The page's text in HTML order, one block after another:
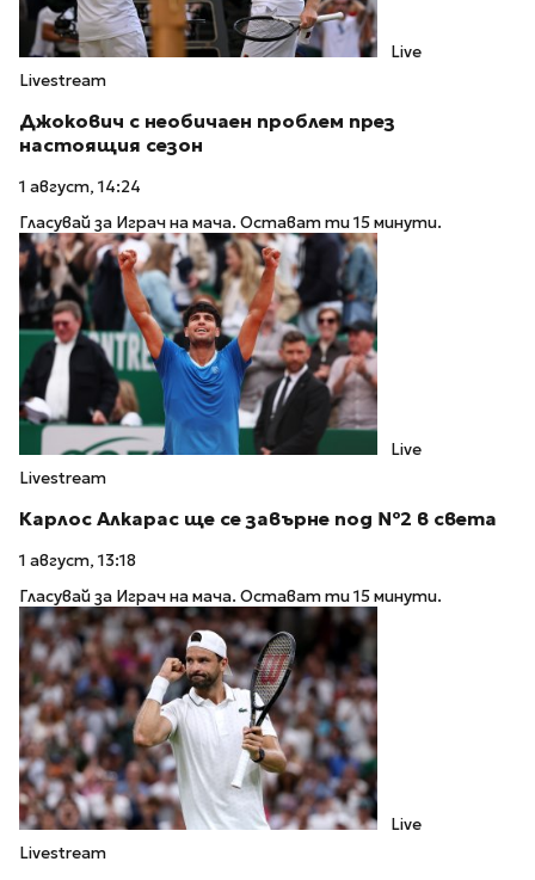
Live
Livestream
Джокович с необичаен проблем през
настоящия сезон
1 август, 14:24
Гласувай за Играч на мача. Остават ти 15 минути.
Live
Livestream
Карлос Алкарас ще се завърне под №2 в света
1 август, 13:18
Гласувай за Играч на мача. Остават ти 15 минути.
Live
Livestream